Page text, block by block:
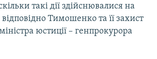
такi дiї здiйснювалися на
Тимошенко та її захист
юстицiї – генпрокурора